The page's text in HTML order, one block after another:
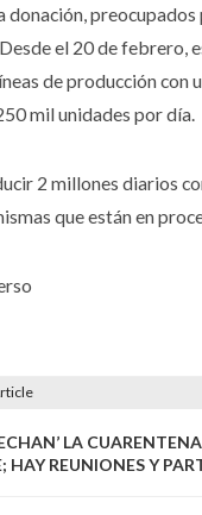
donación,
el 20 de febrero,
de producción con
mil unidades por día.
2 millones diarios
que están en
LA
HAY REUNIONES Y